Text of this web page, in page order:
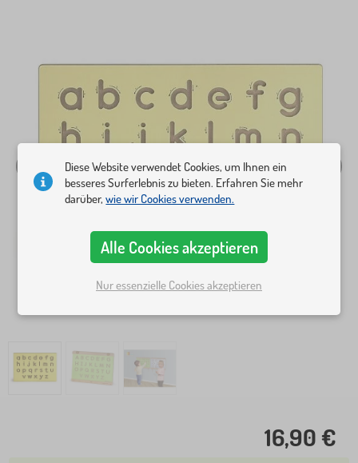
16,90 €
Diese Website verwendet Cookies, um Ihnen ein
besseres Surferlebnis zu bieten. Erfahren Sie mehr
darüber,wie wir Cookies verwenden.
Alle Cookies akzeptieren
Nur essenzielle Cookies akzeptieren